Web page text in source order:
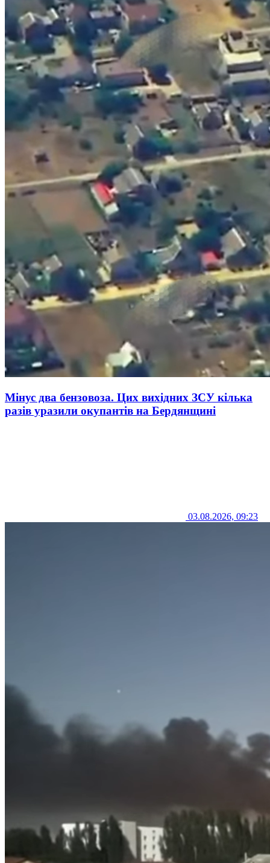
Мінус два бензовоза. Цих вихідних ЗСУ кілька
разів уразили окупантів на Бердянщині
03.08.2026, 09:23